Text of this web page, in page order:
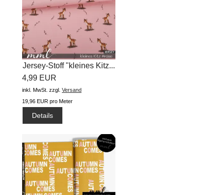
Jersey-Stoff "kleines Kitz...
4,99 EUR
inkl. MwSt. zzgl. Versand
19,96 EUR pro Meter
Details